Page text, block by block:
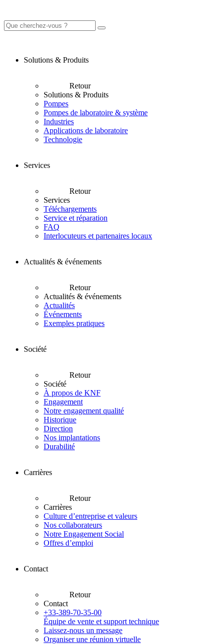
Solutions & Produits
Retour
Solutions & Produits
Pompes
Pompes de laboratoire & système
Industries
Applications de laboratoire
Technologie
Services
Retour
Services
Téléchargements
Service et réparation
FAQ
Interlocuteurs et partenaires locaux
Actualités & événements
Retour
Actualités & événements
Actualités
Événements
Exemples pratiques
Société
Retour
Société
À propos de KNF
Engagement
Notre engagement qualité
Historique
Direction
Nos implantations
Durabilité
Carrières
Retour
Carrières
Culture d’entreprise et valeurs
Nos collaborateurs
Notre Engagement Social
Offres d’emploi
Contact
Retour
Contact
+33-389-70-35-00
Équipe de vente et support technique
Laissez-nous un message
Organiser une réunion virtuelle